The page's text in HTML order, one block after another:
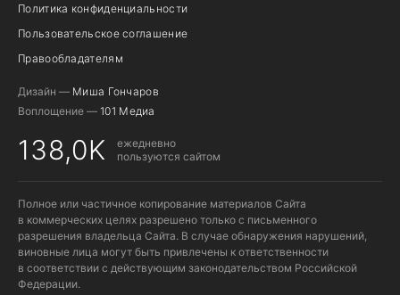
Политика конфиденциальности
Пользовательское соглашение
Правообладателям
Дизайн — Миша Гончаров
Воплощение — 101 Медиа
138,0K
ежедневно
пользуются сайтом
Полное или частичное копирование материалов Сайта
в коммерческих целях разрешено только с письменного
разрешения владельца Сайта. В случае обнаружения нарушений,
виновные лица могут быть привлечены к ответственности
в соответствии с действующим законодательством Российской
Федерации.